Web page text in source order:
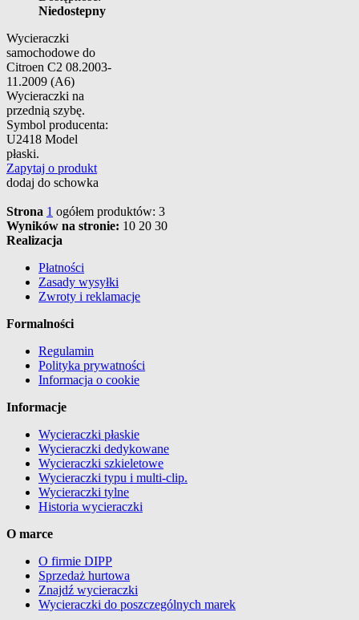
Niedostepny
Wycieraczki
samochodowe do
Citroen C2 08.2003-
11.2009 (A6)
Wycieraczki na
przednią szybę.
Symbol producenta:
U2418 Model
płaski.
Zapytaj o produkt
dodaj do schowka
Strona 1 ogółem produktów: 3
Wyników na stronie: 10 20 30
Realizacja
Płatności
Zasady wysyłki
Zwroty i reklamacje
Formalności
Regulamin
Polityka prywatności
Informacja o cookie
Informacje
Wycieraczki płaskie
Wycieraczki dedykowane
Wycieraczki szkieletowe
Wycieraczki typu i multi-clip.
Wycieraczki tylne
Historia wycieraczki
O marce
O firmie DIPP
Sprzedaż hurtowa
Znajdź wycieraczki
Wycieraczki do poszczególnych marek